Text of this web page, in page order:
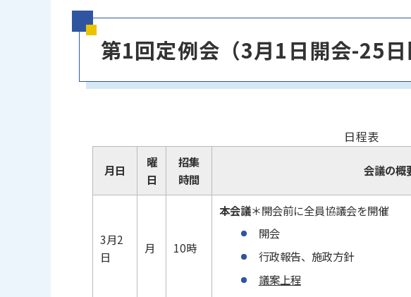
第1回定例会（3月1日開会-25日
日程表
月日
曜
日
招集
時間
会議の概
3月2
日
月 10時
本会議＊開会前に全員協議会を開催
開会
行政報告、施政方針
議案上程